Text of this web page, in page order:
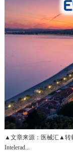
▲文章来源：医械汇▲转
Intelerad...